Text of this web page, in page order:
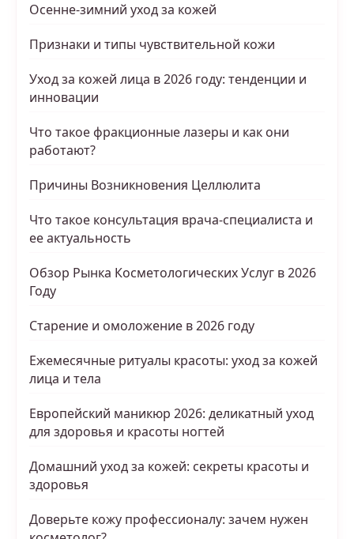
Осенне-зимний уход за кожей
Признаки и типы чувствительной кожи
Уход за кожей лица в 2026 году: тенденции и
инновации
Что такое фракционные лазеры и как они
работают?
Причины Возникновения Целлюлита
Что такое консультация врача-специалиста и
ее актуальность
Обзор Рынка Косметологических Услуг в 2026
Году
Старение и омоложение в 2026 году
Ежемесячные ритуалы красоты: уход за кожей
лица и тела
Европейский маникюр 2026: деликатный уход
для здоровья и красоты ногтей
Домашний уход за кожей: секреты красоты и
здоровья
Доверьте кожу профессионалу: зачем нужен